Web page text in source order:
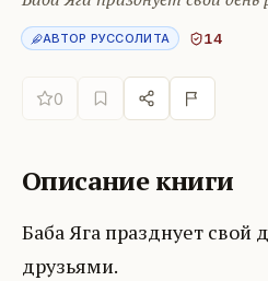
АВТОР РУССОЛИТА 14
0
Описание книги
Баба Яга празднует свой
друзьями.